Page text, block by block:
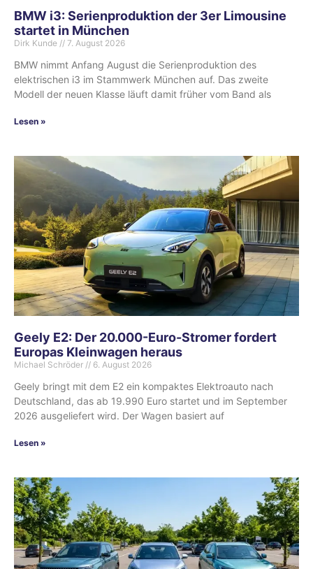
BMW i3: Serienproduktion der 3er Limousine
startet in München
Dirk Kunde 7. August 2026
BMW nimmt Anfang August die Serienproduktion des
elektrischen i3 im Stammwerk München auf. Das zweite
Modell der neuen Klasse läuft damit früher vom Band als
Lesen »
Geely E2: Der 20.000-Euro-Stromer fordert
Europas Kleinwagen heraus
Michael Schröder 6. August 2026
Geely bringt mit dem E2 ein kompaktes Elektroauto nach
Deutschland, das ab 19.990 Euro startet und im September
2026 ausgeliefert wird. Der Wagen basiert auf
Lesen »